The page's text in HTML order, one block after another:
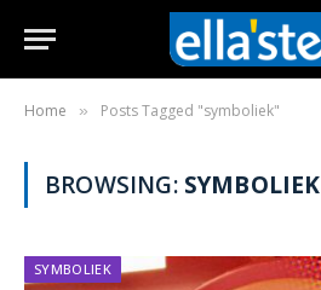
Home » Posts Tagged "symboliek"
BROWSING: SYMBOLIEK
SYMBOLIEK